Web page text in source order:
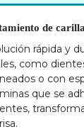
de
rápida y
como
o con
que se